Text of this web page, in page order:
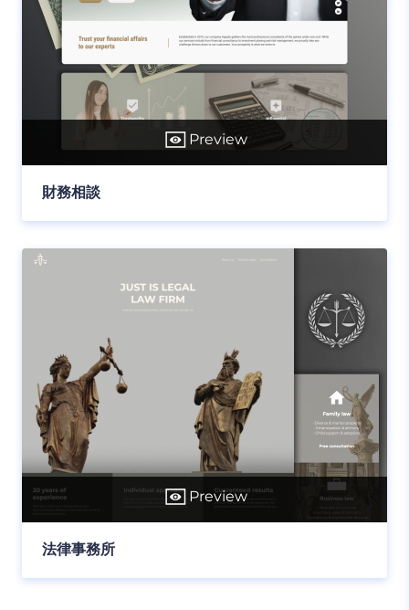
Preview
財務相談
Preview
法律事務所